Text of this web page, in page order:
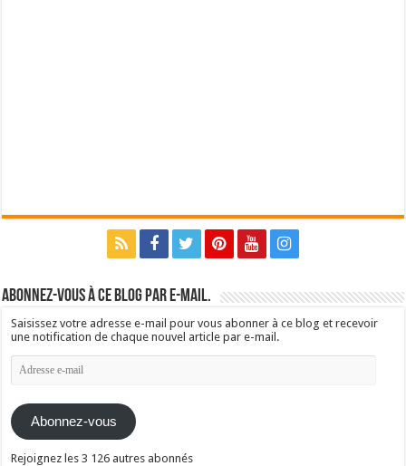
Abonnez-vous à ce blog par e-mail.
Saisissez votre adresse e-mail pour vous abonner à ce blog et recevoir
une notification de chaque nouvel article par e-mail.
Adresse
e-
Abonnez-vous
Rejoignez les 3 126 autres abonnés